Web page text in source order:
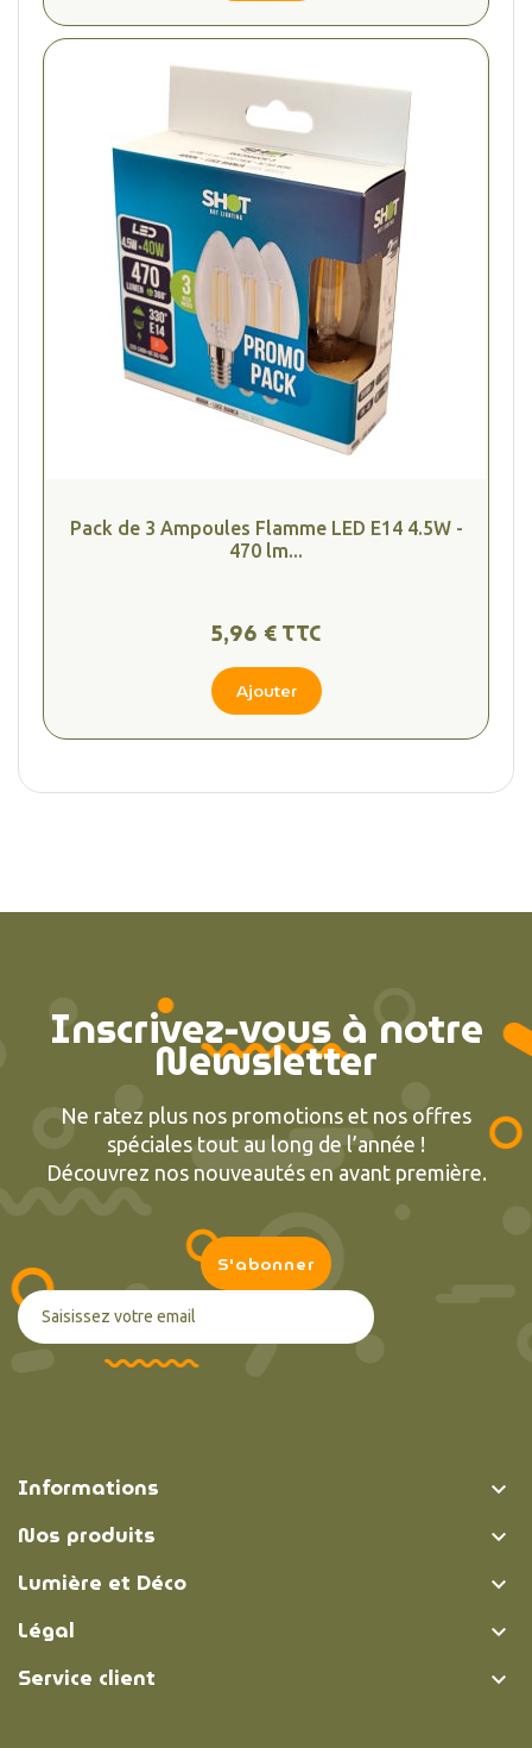
Pack de 3 Ampoules Flamme LED E14 4.5W -
470 lm...
5,96 € TTC
Ajouter
Inscrivez-vous à notre
Newsletter
Ne ratez plus nos promotions et nos offres
spéciales tout au long de l’année !
Découvrez nos nouveautés en avant première.
Informations 
Nos produits 
Lumière et Déco 
Légal 
Service client 